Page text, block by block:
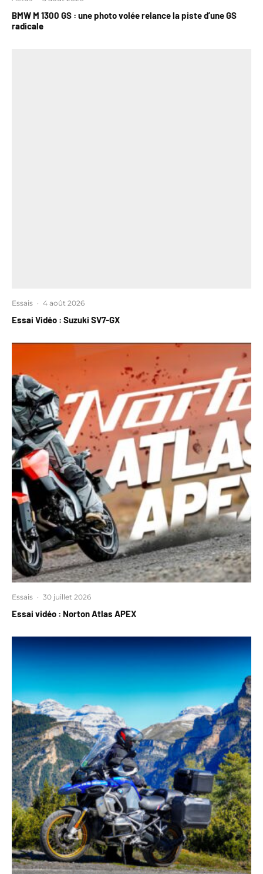
BMW M 1300 GS : une photo volée relance la piste d’une GS
radicale
Essais · 4 août 2026
Essai Vidéo : Suzuki SV7-GX
Essais · 30 juillet 2026
Essai vidéo : Norton Atlas APEX